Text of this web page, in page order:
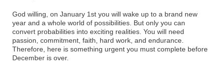
God willing, on January 1st you will wake up to a brand new
year and a whole world of possibilities. But only you can
convert probabilities into exciting realities. You will need
passion, commitment, faith, hard work, and endurance.
Therefore, here is something urgent you must complete before
December is over.